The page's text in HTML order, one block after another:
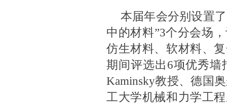
本届年会分别设置
中的材料”3个分会场
仿生材料、软材料、
期间评选出6项优秀墙
Kaminsky教授、德国
工大学机械和力学工